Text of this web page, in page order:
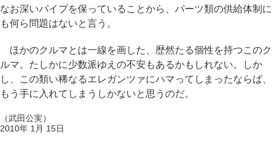
なお深いパイプを保っていることから、パーツ類の供給体制に
も何ら問題はないと言う。
ほかのクルマとは一線を画した、歴然たる個性を持つこのク
ルマ。たしかに少数派ゆえの不安もあるかもしれない。しか
し、この類い稀なるエレガンツァにハマってしまったならば、
もう手に入れてしまうしかないと思うのだ。
（武田公実）
2010年 1月 15日